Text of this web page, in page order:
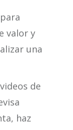
valor y
una
de
haz